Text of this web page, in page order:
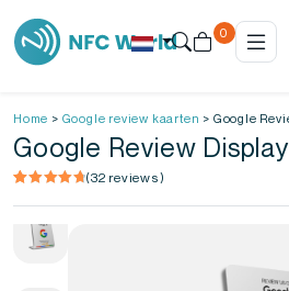
0
Home > Google review kaarten > Google
Google Review Display
gebaseerd
(32 reviews)